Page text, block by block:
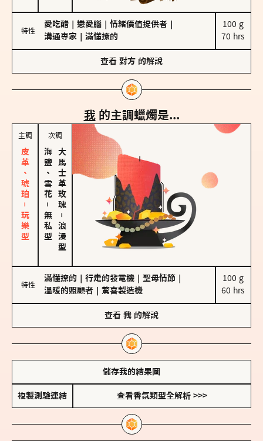
特性
愛吃醋 戀愛腦 情緒價值提供者
溝通專家
滿懂撩的
100 g
70 hrs
查看 對方 的解說
我 的主調蠟燭是...
主調
皮革、琥珀－玩樂型
次調
海鹽、雪花
－
無私型
大馬士革玫瑰
－
浪漫型
特性
滿懂撩的 行走的發電機 聖母情節
溫暖的照顧者
驚喜製造機
100 g
60 hrs
查看 我 的解說
儲存我的結果圖
複製測驗連結 查看香氛類型全解析 >>>